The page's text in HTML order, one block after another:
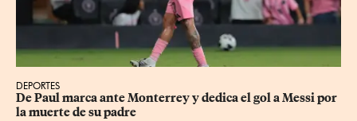
DEPORTES
De Paul marca ante Monterrey y dedica el gol a Messi por
la muerte de su padre